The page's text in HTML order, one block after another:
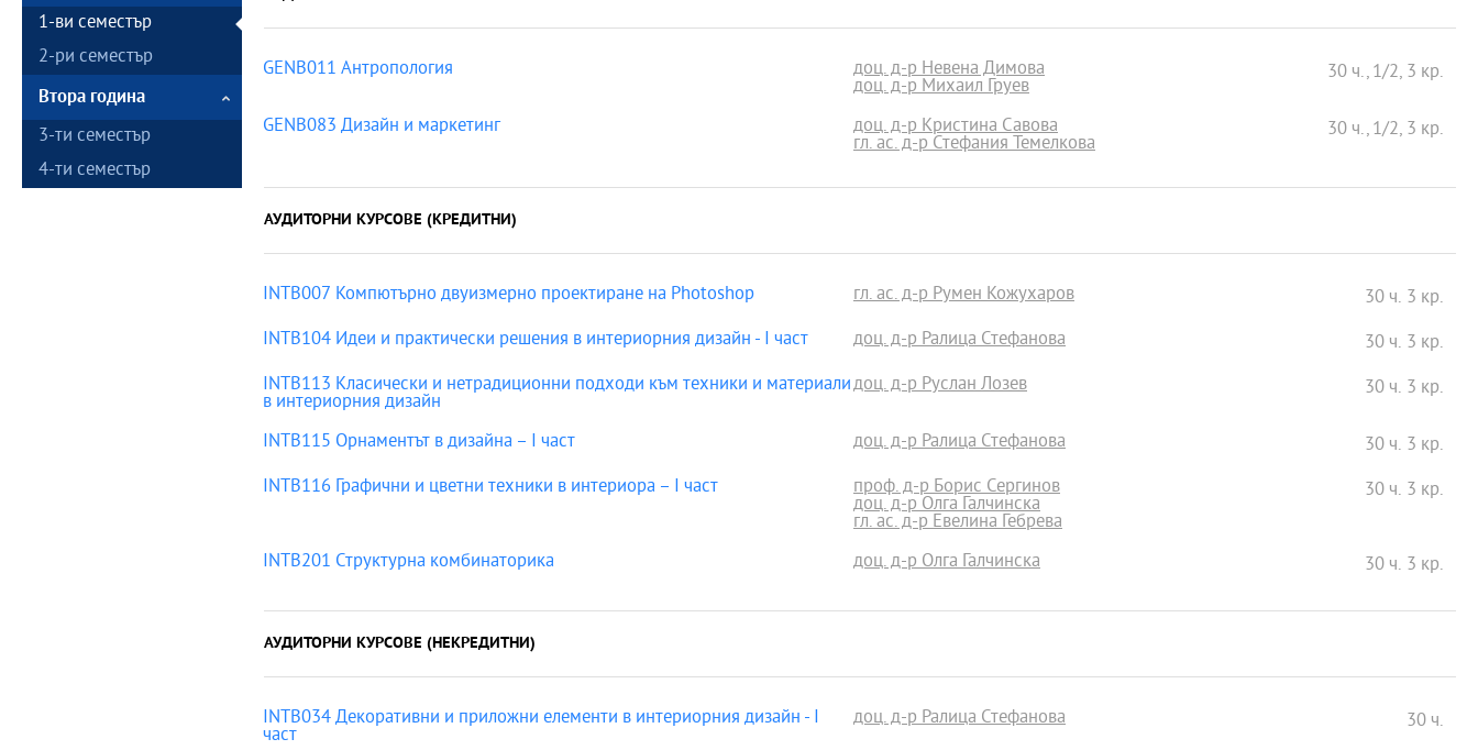
1-ви семестър
2-ри семестър
Втора година
3-ти семестър
4-ти семестър
GENB011 Антропология доц. д-р Невена Димова
доц. д-р Михаил Груев
30 ч., 1/2, 3 кр.
GENB083 Дизайн и маркетинг доц. д-р Кристина Савова
гл. ас. д-р Стефания Темелкова
30 ч., 1/2, 3 кр.
АУДИТОРНИ КУРСОВЕ (КРЕДИТНИ)
INTB007 Компютърно двуизмерно проектиране на Photoshop гл. ас. д-р Румен Кожухаров
30 ч. 3 кр.
INTB104 Идеи и практически решения в интериорния дизайн - I част
доц. д-р Ралица Стефанова
30 ч. 3 кр.
INTB113 Класически и нетрадиционни подходи към техники и материали
в интериорния дизайн
доц. д-р Руслан Лозев 30 ч. 3 кр.
INTB115 Орнаментът в дизайна – I част доц. д-р Ралица Стефанова
30 ч. 3 кр.
INTB116 Графични и цветни техники в интериора – I част
проф. д-р Борис Сергинов
доц. д-р Олга Галчинска
гл. ас. д-р Евелина Гебрева
30 ч. 3 кр.
INTB201 Структурна комбинаторика доц. д-р Олга Галчинска 30 ч. 3 кр.
АУДИТОРНИ КУРСОВЕ (НЕКРЕДИТНИ)
INTB034 Декоративни и приложни елементи в интериорния дизайн - I
част
доц. д-р Ралица Стефанова 30 ч.